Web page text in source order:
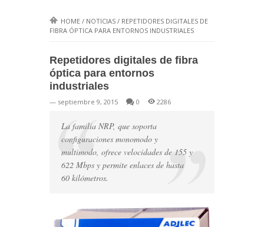
HOME / NOTICIAS / REPETIDORES DIGITALES DE
FIBRA ÓPTICA PARA ENTORNOS INDUSTRIALES
Repetidores digitales de fibra
óptica para entornos
industriales
— septiembre 9, 2015 0 2286
La familia NRP, que soporta
configuraciones monomodo y
multimodo, ofrece velocidades de 155 y
622 Mbps y permite enlaces de hasta
60 kilómetros.